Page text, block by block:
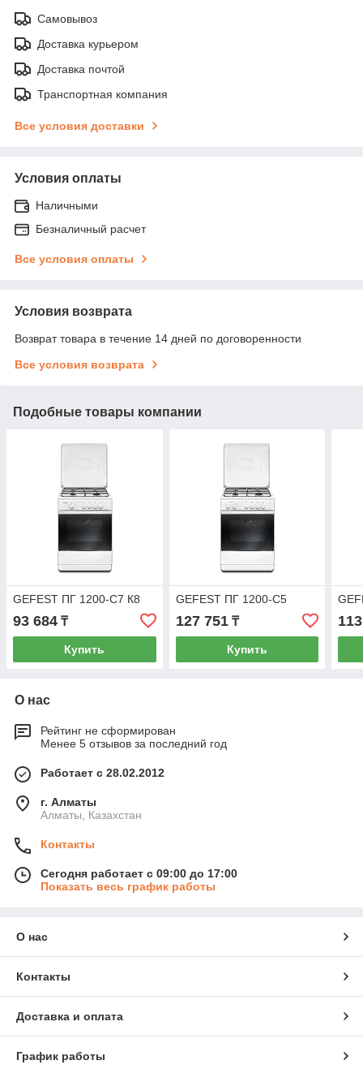
Самовывоз
Доставка курьером
Доставка почтой
Транспортная компания
Все условия доставки
Условия оплаты
Наличными
Безналичный расчет
Все условия оплаты
Условия возврата
Возврат товара в течение 14 дней по договоренности
Все условия возврата
Подобные товары компании
GEFEST ПГ 1200-С7 К8
93 684 ₸
Купить
GEFEST ПГ 1200-С5
127 751₸
Купить
О нас
Рейтинг не сформирован
Менее 5 отзывов за последний год
Работает с 28.02.2012
г. Алматы
Алматы, Казахстан
Контакты
Сегодня работает с 09:00 до 17:00
Показать весь график работы
О нас
Контакты
Доставка и оплата
График работы